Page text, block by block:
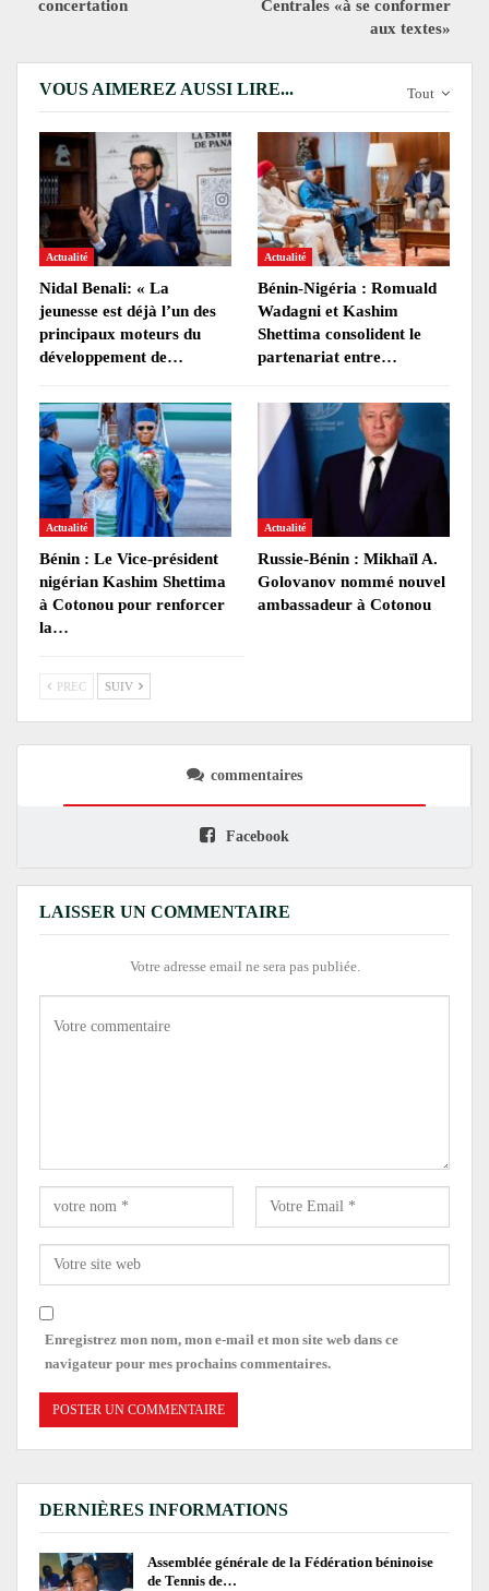
concertation
Centrales «à se conformer
aux textes»
Tout
VOUS AIMEREZ AUSSI LIRE...
Actualité
Nidal Benali: « La
jeunesse est déjà l’un des
principaux moteurs du
développement de…
Actualité
Bénin-Nigéria : Romuald
Wadagni et Kashim
Shettima consolident le
partenariat entre…
Actualité
Bénin : Le Vice-président
nigérian Kashim Shettima
à Cotonou pour renforcer
la…
Actualité
Russie-Bénin : Mikhaïl A.
Golovanov nommé nouvel
ambassadeur à Cotonou
PREC SUIV
commentaires
Facebook
LAISSER UN COMMENTAIRE
Votre adresse email ne sera pas publiée.
Enregistrez mon nom, mon e-mail et mon site web dans ce
navigateur pour mes prochains commentaires.
DERNIÈRES INFORMATIONS
Assemblée générale de la Fédération béninoise
de Tennis de…